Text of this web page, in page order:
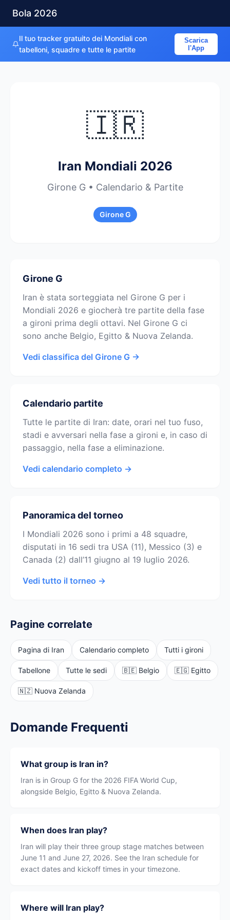
Bola 2026
Il tuo tracker gratuito dei Mondiali con
tabelloni, squadre e tutte le partite
Scarica
l'App
🇮🇷
Iran Mondiali 2026
Girone G • Calendario & Partite
Girone G
Girone G
Iran è stata sorteggiata nel Girone G per i
Mondiali 2026 e giocherà tre partite della fase
a gironi prima degli ottavi. Nel Girone G ci
sono anche Belgio, Egitto & Nuova Zelanda.
Vedi classifica del Girone G →
Calendario partite
Tutte le partite di Iran: date, orari nel tuo fuso,
stadi e avversari nella fase a gironi e, in caso di
passaggio, nella fase a eliminazione.
Vedi calendario completo →
Panoramica del torneo
I Mondiali 2026 sono i primi a 48 squadre,
disputati in 16 sedi tra USA (11), Messico (3) e
Canada (2) dall’11 giugno al 19 luglio 2026.
Vedi tutto il torneo →
Pagine correlate
Pagina di Iran Calendario completo Tutti i gironi
Tabellone Tutte le sedi 🇧🇪 Belgio 🇪🇬 Egitto
🇳🇿 Nuova Zelanda
Domande Frequenti
What group is Iran in?
Iran is in Group G for the 2026 FIFA World Cup,
alongside Belgio, Egitto & Nuova Zelanda.
When does Iran play?
Iran will play their three group stage matches between
June 11 and June 27, 2026. See the Iran schedule for
exact dates and kickoff times in your timezone.
Where will Iran play?